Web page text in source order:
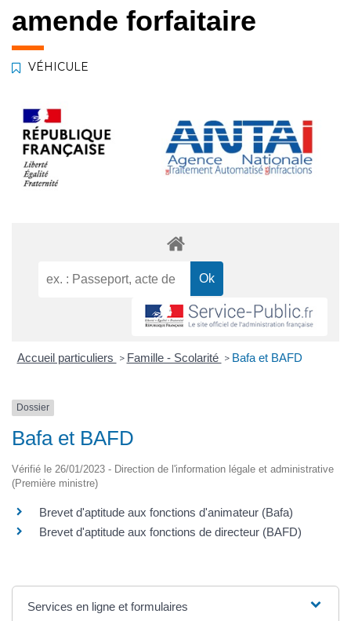
amende forfaitaire
VÉHICULE
Accueil particuliers > Famille - Scolarité > Bafa et BAFD
Dossier
Bafa et BAFD
Vérifié le 26/01/2023 - Direction de l'information légale et administrative
(Première ministre)
Brevet d'aptitude aux fonctions d'animateur (Bafa)
Brevet d'aptitude aux fonctions de directeur (BAFD)
Services en ligne et formulaires